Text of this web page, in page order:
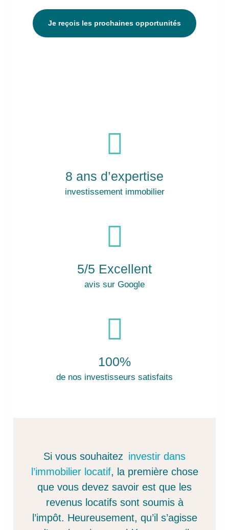
Je reçois les prochaines opportunités
8 ans d’expertise
investissement immobilier
5/5 Excellent
avis sur Google
100%
de nos investisseurs satisfaits
Si vous souhaitez investir dans
l’immobilier locatif, la première chose
que vous devez savoir est que les
revenus locatifs sont soumis à
l’impôt. Heureusement, qu’il s’agisse